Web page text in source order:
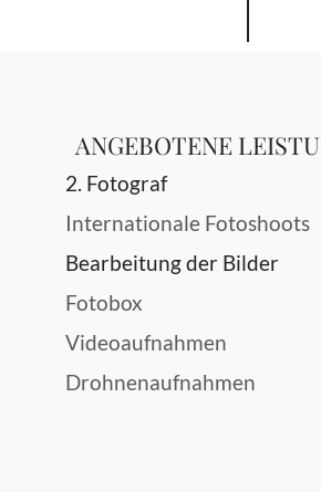
ANGEBOTENE
2. Fotograf
Internationale Fotoshoots
Bearbeitung der Bilder
Fotobox
Videoaufnahmen
Drohnenaufnahmen